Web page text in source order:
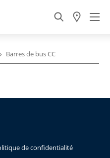
Barres de bus CC
de confidentialité